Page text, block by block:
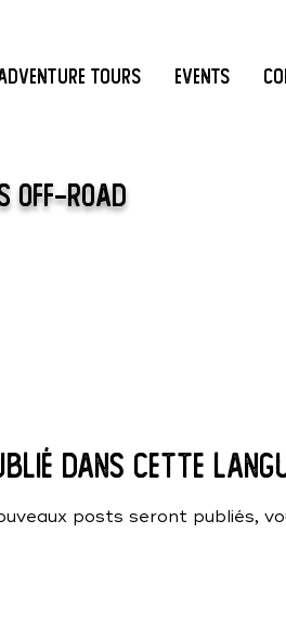
Tours Events
dans cette
posts seront publiés,
Off-Road